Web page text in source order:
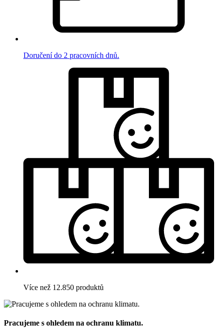
Doručení do 2 pracovních dnů.
Více než 12.850 produktů
Pracujeme s ohledem na ochranu klimatu.